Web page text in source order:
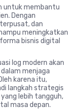
untuk membantu
Dengan
dan
meningkatkan
bisnis digital
log modern akan
menjaga
karena itu,
langkah strategis
lebih tangguh,
masa depan.